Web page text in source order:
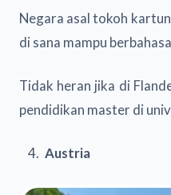
Negara asal tokoh
di sana mampu
Tidak heran jika di
pendidikan master di
Austria